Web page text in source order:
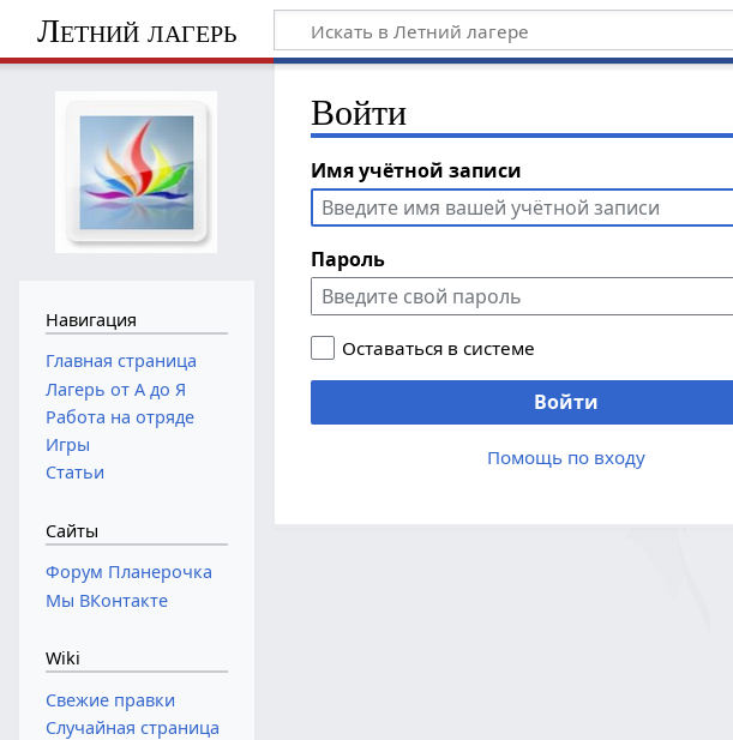
Летний лагерь
Войти
Имя учётной записи
Пароль
Оставаться в системе
Войти
Помощь по входу
Навигация
Главная страница
Лагерь от А до Я
Работа на отряде
Игры
Статьи
Сайты
Форум Планерочка
Мы ВКонтакте
Wiki
Свежие правки
Случайная страница